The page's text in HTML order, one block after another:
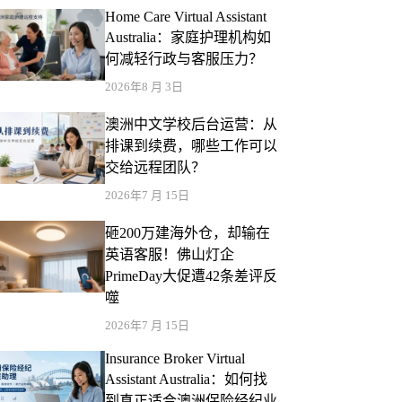
Home Care Virtual Assistant
Australia：家庭护理机构如
何减轻行政与客服压力？
2026年8 月 3日
澳洲中文学校后台运营：从
排课到续费，哪些工作可以
交给远程团队？
2026年7 月 15日
砸200万建海外仓，却输在
英语客服！佛山灯企
PrimeDay大促遭42条差评反
噬
2026年7 月 15日
Insurance Broker Virtual
Assistant Australia：如何找